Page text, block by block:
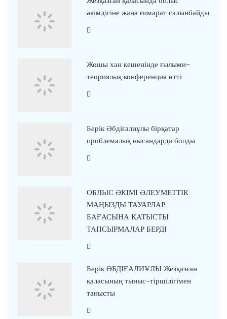
әкімдігіне жаңа ғимарат салынбайды
Жошы хан кешенінде ғылыми-
теориялық конференция өтті
Берік Әбдіғалиұлы бірқатар
проблемалық нысандарда болды
ОБЛЫС ӘКІМІ ӘЛЕУМЕТТІК
МАҢЫЗДЫ ТАУАРЛАР
БАҒАСЫНА ҚАТЫСТЫ
ТАПСЫРМАЛАР БЕРДІ
Берік ӘБДІҒАЛИҰЛЫ Жезқазған
қаласының тыныс-тіршілігімен
танысты